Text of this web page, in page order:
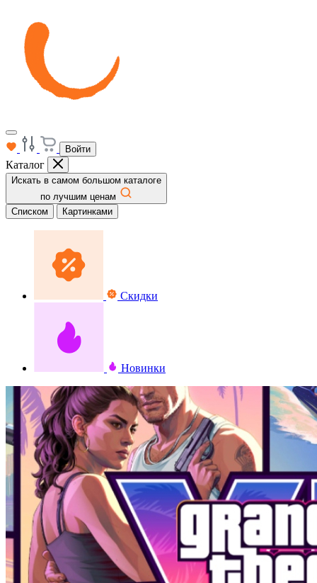
Войти
Каталог
Искать в самом большом каталоге
по лучшим ценам
Списком
Картинками
Скидки
Новинки